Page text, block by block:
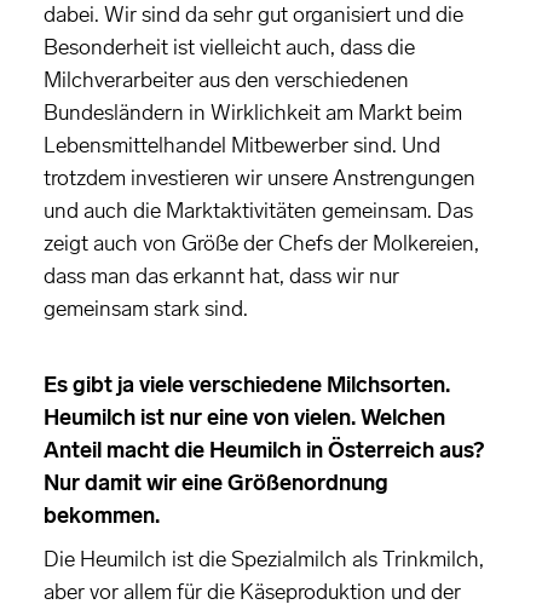
dabei. Wir sind da sehr gut organisiert und die
Besonderheit ist vielleicht auch, dass die
Milchverarbeiter aus den verschiedenen
Bundesländern in Wirklichkeit am Markt beim
Lebensmittelhandel Mitbewerber sind. Und
trotzdem investieren wir unsere Anstrengungen
und auch die Marktaktivitäten gemeinsam. Das
zeigt auch von Größe der Chefs der Molkereien,
dass man das erkannt hat, dass wir nur
gemeinsam stark sind.
Es gibt ja viele verschiedene Milchsorten.
Heumilch ist nur eine von vielen. Welchen
Anteil macht die Heumilch in Österreich aus?
Nur damit wir eine Größenordnung
bekommen.
Die Heumilch ist die Spezialmilch als Trinkmilch,
aber vor allem für die Käseproduktion und der